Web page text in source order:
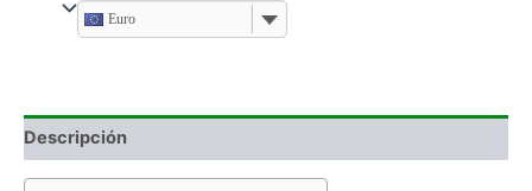
Euro
Descripción